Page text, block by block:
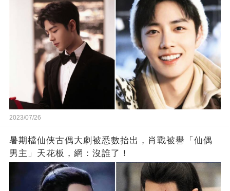
2023/07/26
暑期檔仙俠古偶大劇被悉數抬出，肖戰被譽「仙偶
男主」天花板，網：沒誰了！